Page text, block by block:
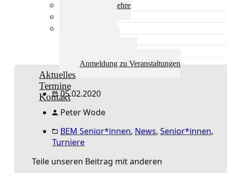
Aktuelles Lehre
Anmeldung zu Veranstaltungen
Aktuelles
Termine
Kontakt05.02.2020
Peter Wode
BEM Senior*innen, News, Senior*innen,
Turniere
Teile unseren Beitrag mit anderen